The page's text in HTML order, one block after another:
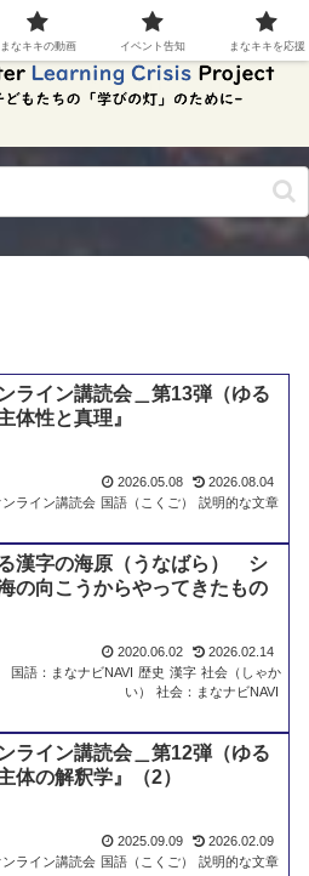
ライン講読会＿第13弾（ゆる
体性と真理』
2026.05.08
2026.08.04
ンライン講読会 国語（こくご） 説明的な文章
漢字の海原（うなばら） シ
向こうからやってきたもの
2020.06.02
2026.02.14
国語：まなナビNAVI 歴史 漢字 社会（しゃか
い）
社会：まなナビNAVI
ライン講読会＿第12弾（ゆる
体の解釈学』（2）
2025.09.09
2026.02.09
ンライン講読会 国語（こくご） 説明的な文章
まなキキの動画 イベント告知 まなキキを応援